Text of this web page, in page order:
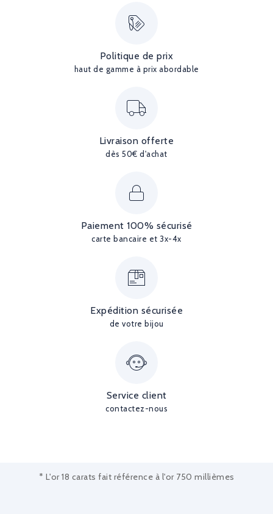
Politique de prix
haut de gamme à prix abordable
Livraison offerte
dès 50€ d'achat
Paiement 100% sécurisé
carte bancaire et 3x-4x
Expédition sécurisée
de votre bijou
Service client
contactez-nous
* L'or 18 carats fait référence à l'or 750 millièmes